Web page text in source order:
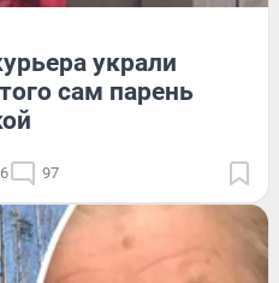
украли
сам парень
97